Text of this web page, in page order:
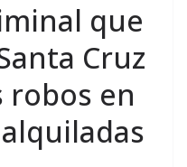
que
Cruz
en